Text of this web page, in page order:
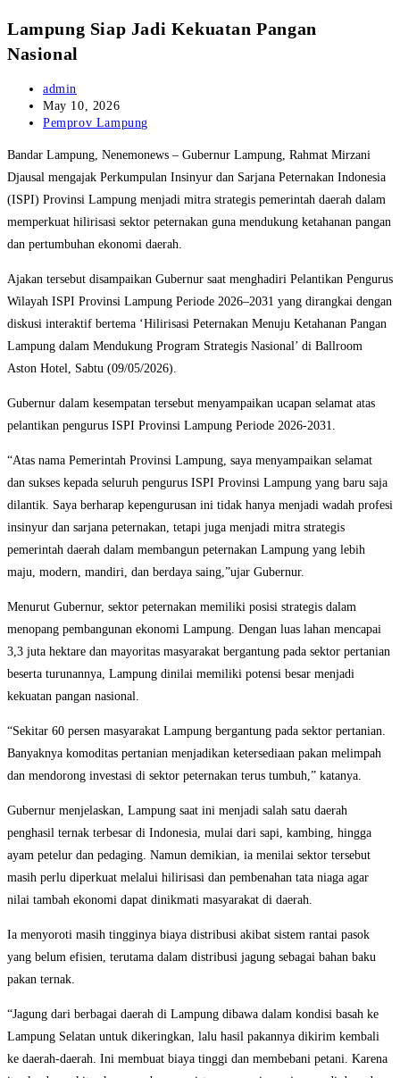
Lampung Siap Jadi Kekuatan Pangan
Nasional
Post
author:
admin
Post
published:
May 10, 2026
Post
Pemprov Lampung
Bandar Lampung, Nenemonews – Gubernur Lampung, Rahmat Mirzani
Djausal mengajak Perkumpulan Insinyur dan Sarjana Peternakan Indonesia
(ISPI) Provinsi Lampung menjadi mitra strategis pemerintah daerah dalam
memperkuat hilirisasi sektor peternakan guna mendukung ketahanan pangan
dan pertumbuhan ekonomi daerah.
Ajakan tersebut disampaikan Gubernur saat menghadiri Pelantikan Pengurus
Wilayah ISPI Provinsi Lampung Periode 2026–2031 yang dirangkai dengan
diskusi interaktif bertema ‘Hilirisasi Peternakan Menuju Ketahanan Pangan
Lampung dalam Mendukung Program Strategis Nasional’ di Ballroom
Aston Hotel, Sabtu (09/05/2026).
Gubernur dalam kesempatan tersebut menyampaikan ucapan selamat atas
pelantikan pengurus ISPI Provinsi Lampung Periode 2026-2031.
“Atas nama Pemerintah Provinsi Lampung, saya menyampaikan selamat
dan sukses kepada seluruh pengurus ISPI Provinsi Lampung yang baru saja
dilantik. Saya berharap kepengurusan ini tidak hanya menjadi wadah profesi
insinyur dan sarjana peternakan, tetapi juga menjadi mitra strategis
pemerintah daerah dalam membangun peternakan Lampung yang lebih
maju, modern, mandiri, dan berdaya saing,”ujar Gubernur.
Menurut Gubernur, sektor peternakan memiliki posisi strategis dalam
menopang pembangunan ekonomi Lampung. Dengan luas lahan mencapai
3,3 juta hektare dan mayoritas masyarakat bergantung pada sektor pertanian
beserta turunannya, Lampung dinilai memiliki potensi besar menjadi
kekuatan pangan nasional.
“Sekitar 60 persen masyarakat Lampung bergantung pada sektor pertanian.
Banyaknya komoditas pertanian menjadikan ketersediaan pakan melimpah
dan mendorong investasi di sektor peternakan terus tumbuh,” katanya.
Gubernur menjelaskan, Lampung saat ini menjadi salah satu daerah
penghasil ternak terbesar di Indonesia, mulai dari sapi, kambing, hingga
ayam petelur dan pedaging. Namun demikian, ia menilai sektor tersebut
masih perlu diperkuat melalui hilirisasi dan pembenahan tata niaga agar
nilai tambah ekonomi dapat dinikmati masyarakat di daerah.
Ia menyoroti masih tingginya biaya distribusi akibat sistem rantai pasok
yang belum efisien, terutama dalam distribusi jagung sebagai bahan baku
pakan ternak.
“Jagung dari berbagai daerah di Lampung dibawa dalam kondisi basah ke
Lampung Selatan untuk dikeringkan, lalu hasil pakannya dikirim kembali
ke daerah-daerah. Ini membuat biaya tinggi dan membebani petani. Karena